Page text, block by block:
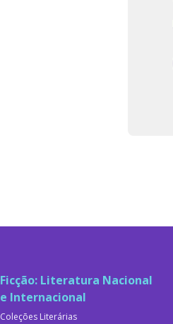
Ficção: Literatura Nacional
e Internacional
Coleções Literárias